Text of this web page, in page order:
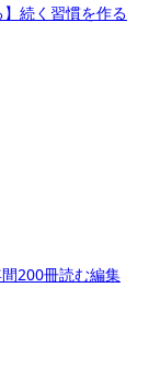
】続く習慣を作る
200冊読む編集